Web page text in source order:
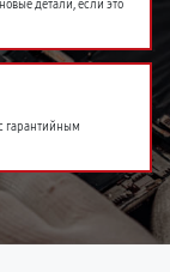
детали, если это
гарантийным